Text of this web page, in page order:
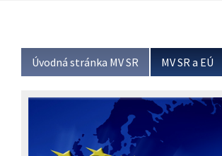
Úvodná stránka MV SR MV SR a EÚ